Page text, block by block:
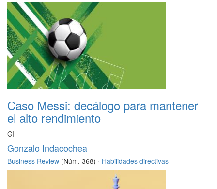
Caso Messi: decálogo para mantener
el alto rendimiento
GI
Gonzalo Indacochea
Business Review (Núm. 368) · Habilidades directivas